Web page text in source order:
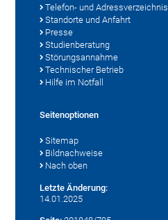
Telefon- und Adressverzeichnis
Standorte und Anfahrt
Presse
Studienberatung
Störungsannahme
Technischer Betrieb
Hilfe im Notfall
Seitenoptionen
Sitemap
Bildnachweise
Nach oben
Letzte Änderung:
14.01.2025